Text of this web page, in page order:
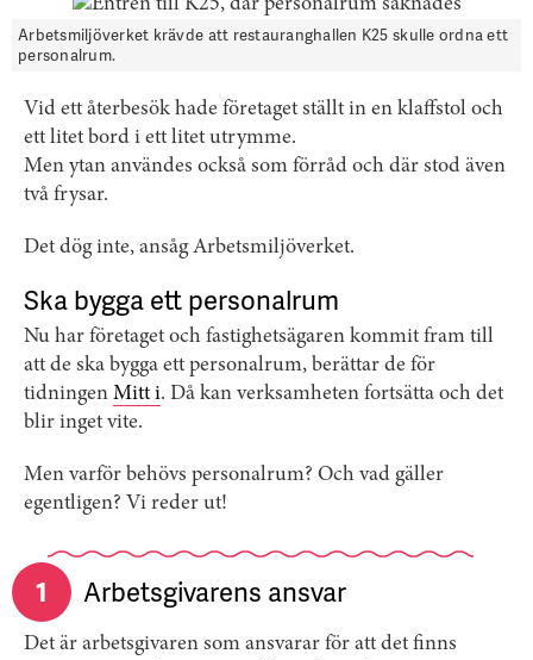
Arbetsmiljöverket krävde att restauranghallen K25 skulle ordna ett
personalrum.
Vid ett återbesök hade företaget ställt in en klaffstol och
ett litet bord i ett litet utrymme.
Men ytan användes också som förråd och där stod även
två frysar.
Det dög inte, ansåg Arbetsmiljöverket.
Ska bygga ett personalrum
Nu har företaget och fastighetsägaren kommit fram till
att de ska bygga ett personalrum, berättar de för
tidningen Mitt i. Då kan verksamheten fortsätta och det
blir inget vite.
Men varför behövs personalrum? Och vad gäller
egentligen? Vi reder ut!
1 Arbetsgivarens ansvar
Det är arbetsgivaren som ansvarar för att det finns